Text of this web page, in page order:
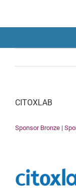
CITOXLAB
Sponsor Bronze |